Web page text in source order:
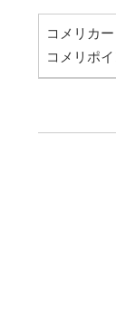
コメリカ
コメリポイ